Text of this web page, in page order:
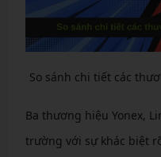
So sánh chi tiết các
Ba thương hiệu Yonex,
trường với sự khác biệt